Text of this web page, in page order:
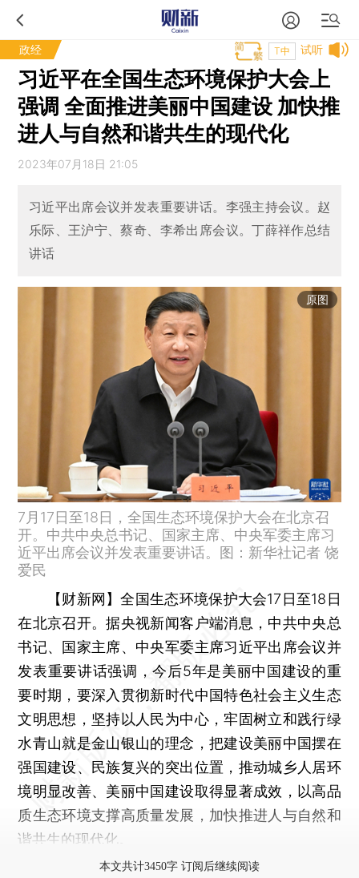
政经 试听
T中
习近平在全国生态环境保护大会上
强调 全面推进美丽中国建设 加快推
进人与自然和谐共生的现代化
2023年07月18日 21:05
习近平出席会议并发表重要讲话。李强主持会议。赵
乐际、王沪宁、蔡奇、李希出席会议。丁薛祥作总结
讲话
原图
7月17日至18日，全国生态环境保护大会在北京召
开。中共中央总书记、国家主席、中央军委主席习
近平出席会议并发表重要讲话。图：新华社记者 饶
爱民
【财新网】全国生态环境保护大会17日至18日
在北京召开。据央视新闻客户端消息，中共中央总
书记、国家主席、中央军委主席习近平出席会议并
发表重要讲话强调，今后5年是美丽中国建设的重
要时期，要深入贯彻新时代中国特色社会主义生态
文明思想，坚持以人民为中心，牢固树立和践行绿
水青山就是金山银山的理念，把建设美丽中国摆在
强国建设、民族复兴的突出位置，推动城乡人居环
境明显改善、美丽中国建设取得显著成效，以高品
质生态环境支撑高质量发展，加快推进人与自然和
谐共生的现代化。
本文共计3450字 订阅后继续阅读